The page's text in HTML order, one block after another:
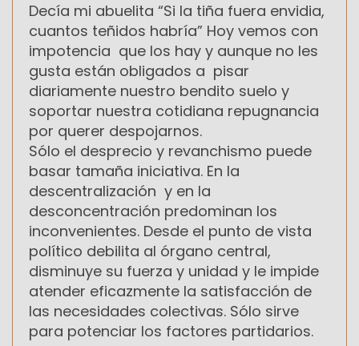
Decía mi abuelita “Si la tiña fuera envidia,
cuantos teñidos habría” Hoy vemos con
impotencia que los hay y aunque no les
gusta están obligados a pisar
diariamente nuestro bendito suelo y
soportar nuestra cotidiana repugnancia
por querer despojarnos.
Sólo el desprecio y revanchismo puede
basar tamaña iniciativa. En la
descentralización y en la
desconcentración predominan los
inconvenientes. Desde el punto de vista
político debilita al órgano central,
disminuye su fuerza y unidad y le impide
atender eficazmente la satisfacción de
las necesidades colectivas. Sólo sirve
para potenciar los factores partidarios.